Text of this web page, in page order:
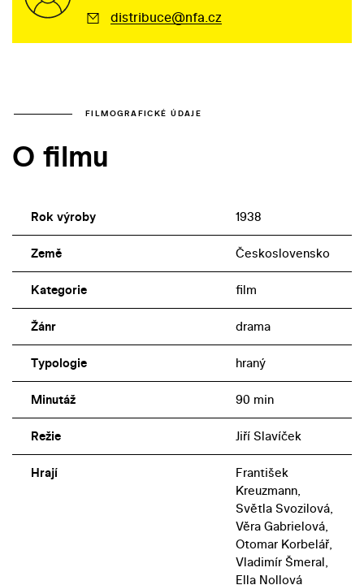
distribuce@nfa.cz
FILMOGRAFICKÉ ÚDAJE
O filmu
Rok výroby 1938
Země Československo
Kategorie film
Žánr drama
Typologie hraný
Minutáž 90 min
Režie Jiří Slavíček
Hrají
František
Kreuzmann,
Světla Svozilová,
Věra Gabrielová,
Otomar Korbelář,
Vladimír Šmeral,
Ella Nollová